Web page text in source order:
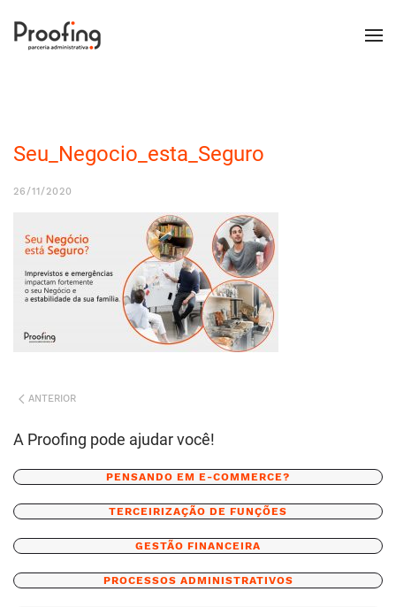
Seu_Negocio_esta_Seguro
26/11/2020
ANTERIOR
A Proofing pode ajudar você!
PENSANDO EM E-COMMERCE?
TERCEIRIZAÇÃO DE FUNÇÕES
GESTÃO FINANCEIRA
PROCESSOS ADMINISTRATIVOS